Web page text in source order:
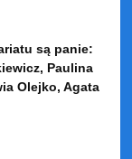
są panie:
Paulina
Olejko, Agata